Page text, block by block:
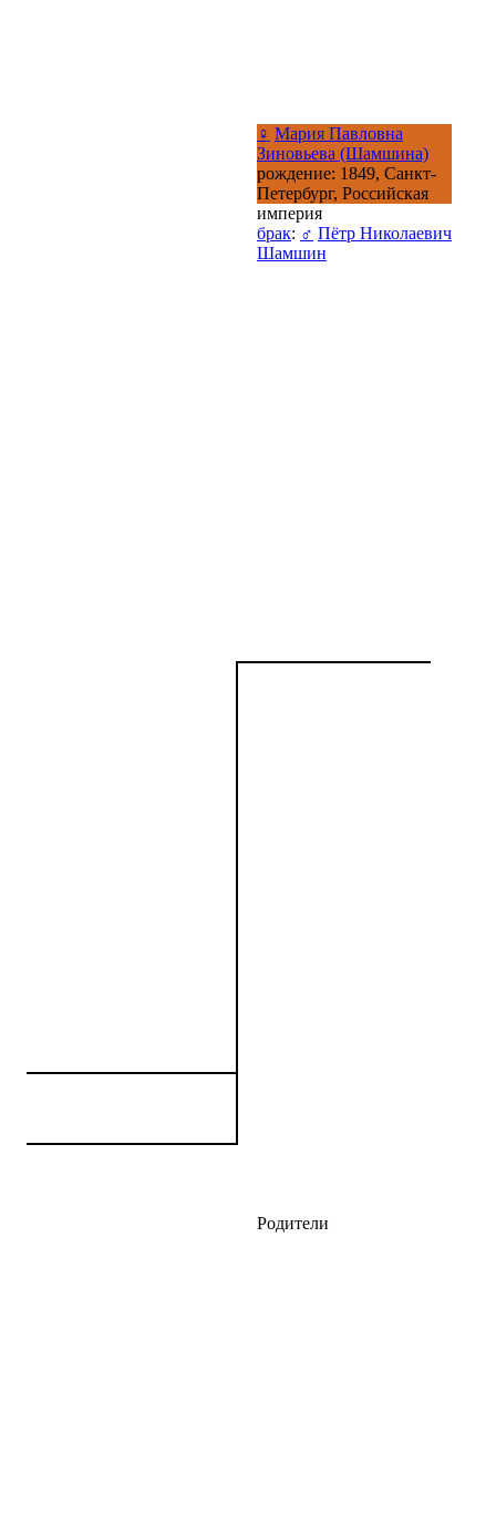
♀ Мария Павловна
Зиновьева (Шамшина)
рождение: 1849, Санкт-
Петербург, Российская
империя
брак: ♂ Пётр Николаевич
Шамшин
Родители